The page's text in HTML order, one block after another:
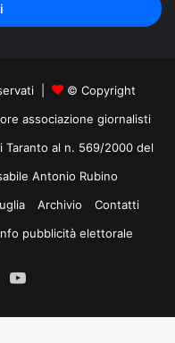
|
© Copyright
associazione giornalisti
al n. 569/2000 del
Antonio Rubino
Archivio
Contatti
pubblicità elettorale
Tube